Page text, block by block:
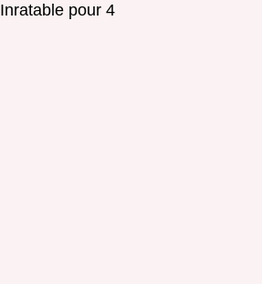
Inratable pour 4